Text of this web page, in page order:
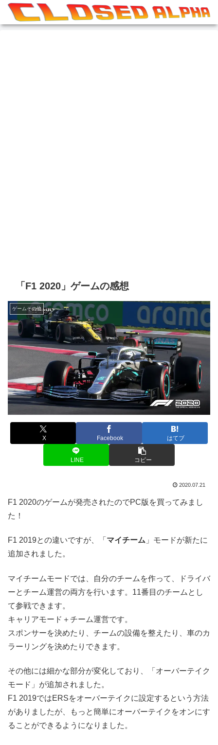
「F1 2020」ゲームの感想
ゲームその他
X Facebook はてブ
LINE コピー
2020.07.21
F1 2020のゲームが発売されたのでPC版を買ってみまし
た！
F1 2019との違いですが、「 マイチーム 」モードが新たに
追加されました。
マイチームモードでは、自分のチームを作って、ドライバ
ーとチーム運営の両方を行います。11番目のチームとし
て参戦できます。
キャリアモード＋チーム運営です。
スポンサーを決めたり、チームの設備を整えたり、車のカ
ラーリングを決めたりできます。
その他には細かな部分が変化しており、「オーバーテイク
モード」が追加されました。
F1 2019ではERSをオーバーテイクに設定するという方法
がありましたが、もっと簡単にオーバーテイクをオンにす
ることができるようになりました。